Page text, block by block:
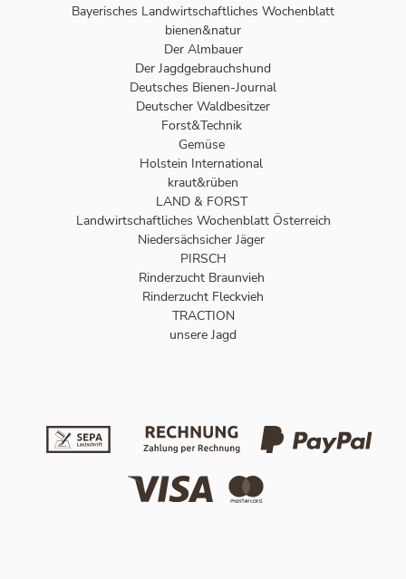
Bayerisches Landwirtschaftliches Wochenblatt
bienen&natur
Der Almbauer
Der Jagdgebrauchshund
Deutsches Bienen-Journal
Deutscher Waldbesitzer
Forst&Technik
Gemüse
Holstein International
kraut&rüben
LAND & FORST
Landwirtschaftliches Wochenblatt Österreich
Niedersächsicher Jäger
PIRSCH
Rinderzucht Braunvieh
Rinderzucht Fleckvieh
TRACTION
unsere Jagd